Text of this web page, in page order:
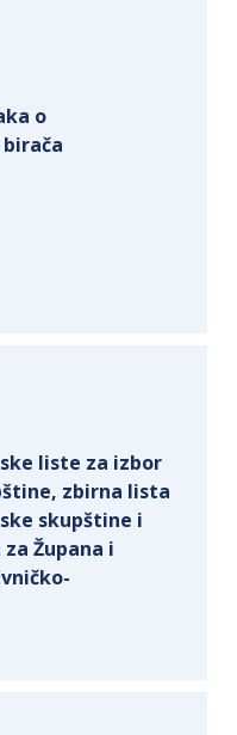
o
liste za izbor
zbirna lista
skupštine i
Župana i